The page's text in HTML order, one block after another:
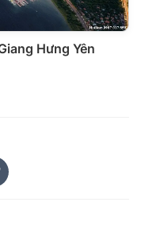
Hưng Yên